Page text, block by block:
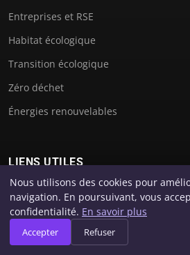
Entreprises et RSE
Habitat écologique
Transition écologique
Zéro déchet
Énergies renouvelables
LIENS UTILES
Contact
Nous utilisons des cookies pour
navigation. En poursuivant, vous
confidentialité. En savoir plus
Accepter Refuser